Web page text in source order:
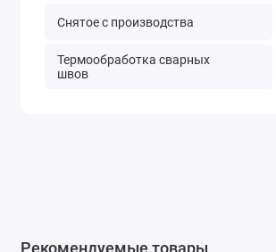
Снятое с производства
Термообработка сварных
швов
Рекомендуемые товары